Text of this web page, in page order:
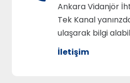
Ankara Vidanjör
Tek Kanal
ulaşarak bilgi
İletişim